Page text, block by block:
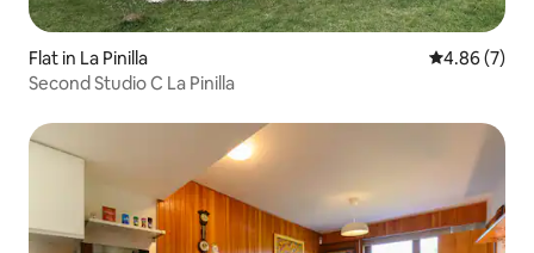
Flat in La Pinilla 4.86 out of
4.86 (7)
Second Studio C La Pinilla